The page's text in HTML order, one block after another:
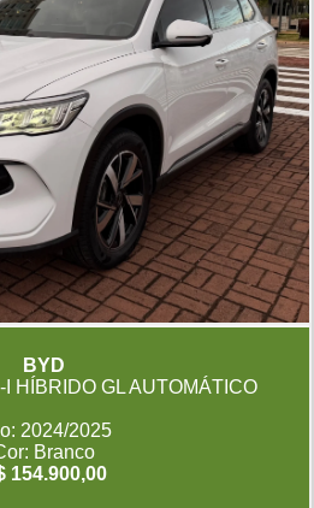
BYD
HÍBRIDO GL AUTOMÁTICO
2024/2025
Branco
154.900,00